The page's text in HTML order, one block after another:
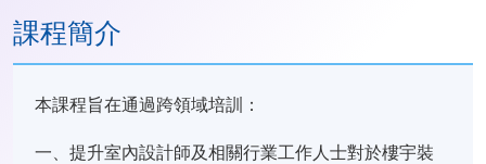
課程簡介
本課程旨在通過跨領域培訓：
一、提升室內設計師及相關行業工作人士對於樓宇裝